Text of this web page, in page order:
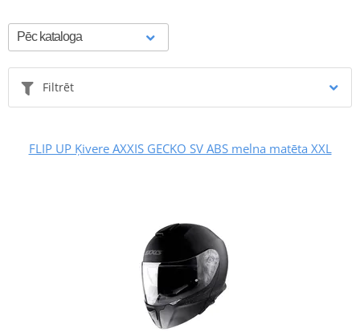
Filtrēt
FLIP UP Ķivere AXXIS GECKO SV ABS melna matēta XXL